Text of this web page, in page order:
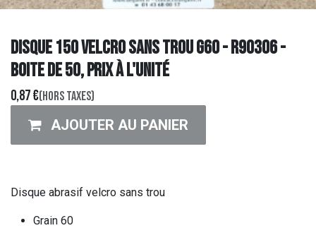
DISQUE 150 Velcro Sans Trou G60 - R90306 -
Boite de 50, prix à l'unité
0,87€(Hors taxes)
AJOUTER AU PANIER
Disque abrasif velcro sans trou
Grain 60